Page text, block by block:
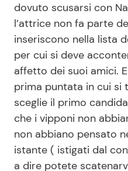
dovuto scusarsi con
l’attrice non fa parte
inseriscono nella lista
per cui si deve
affetto dei suoi amici.
prima puntata in cui si
sceglie il primo
che i vipponi non
non abbiano pensato
istante ( istigati dal
a dire potete